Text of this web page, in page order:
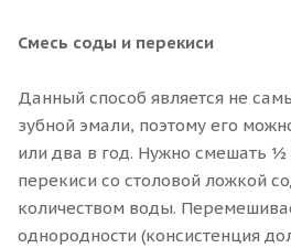
Смесь соды и перекиси
Данный способ является не
зубной эмали, поэтому его
или два в год. Нужно смешать ½
перекиси со столовой ложкой
количеством воды.
однородности (консистенция